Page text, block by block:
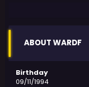
ABOUT WARDF
Birthday
09/11/1994